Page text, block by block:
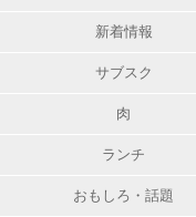
新着情報
サブスク
肉
ランチ
おもしろ・話題